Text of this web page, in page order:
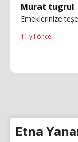
Murat tugrul
Emeklerinize
11 yıl önce
Etna